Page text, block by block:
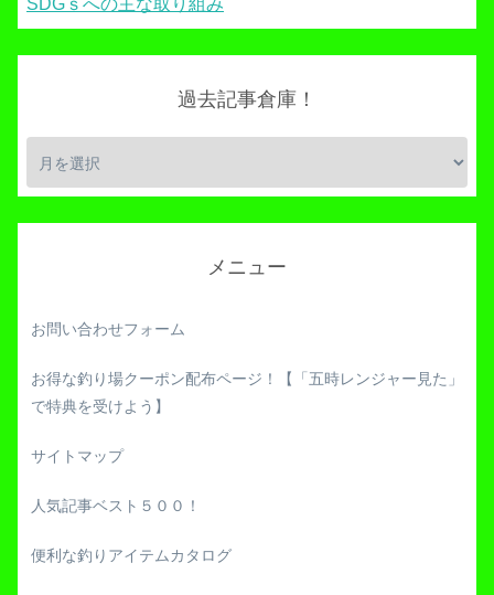
過去記事倉庫！
メニュー
お問い合わせフォーム
お得な釣り場クーポン配布ページ！【「五時レンジャー見た」
で特典を受けよう】
サイトマップ
人気記事ベスト５００！
便利な釣りアイテムカタログ